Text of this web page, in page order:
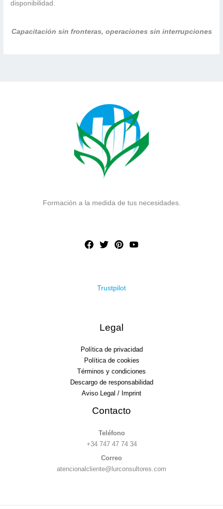
disponibilidad.
Capacitación sin fronteras, operaciones sin interrupciones
Formación a la medida de tus necesidades.
Trustpilot
Legal
Política de privacidad
Política de cookies
Términos y condiciones
Descargo de responsabilidad
Aviso Legal / Imprint
Contacto
Teléfono
+34 747 47 74 34
Correo
atencionalcliente@lurconsultores.com